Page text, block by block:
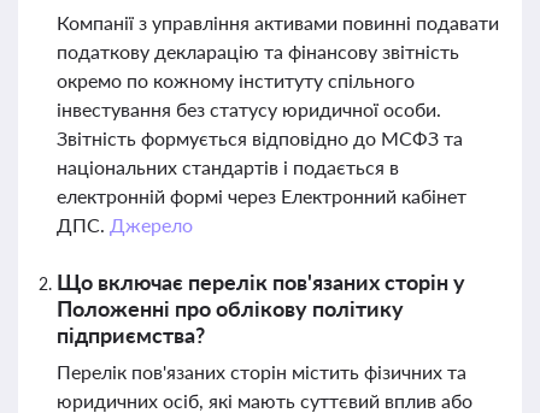
Компанії з управління активами повинні подавати
податкову декларацію та фінансову звітність
окремо по кожному інституту спільного
інвестування без статусу юридичної особи.
Звітність формується відповідно до МСФЗ та
національних стандартів і подається в
електронній формі через Електронний кабінет
ДПС. Джерело
Що включає перелік пов'язаних сторін у
Положенні про облікову політику
підприємства?
Перелік пов'язаних сторін містить фізичних та
юридичних осіб, які мають суттєвий вплив або